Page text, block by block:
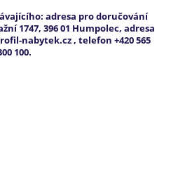
adresa pro doručování
1747, 396 01 Humpolec, adresa
nabytek.cz , telefon +420 565
100.
29.1.2019